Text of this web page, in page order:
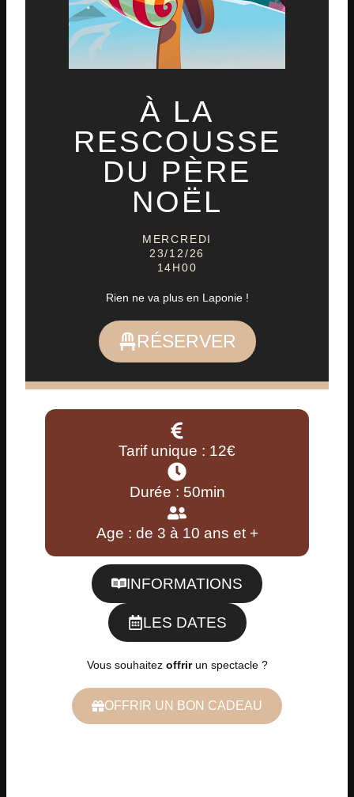
À LA
RESCOUSSE
DU PÈRE
NOËL
MERCREDI
23/12/26
14H00
Rien ne va plus en Laponie !
RÉSERVER
Tarif unique : 12€
Durée : 50min
Age : de 3 à 10 ans et +
INFORMATIONS
LES DATES
Vous souhaitez offrirun spectacle ?
OFFRIR UN BON CADEAU